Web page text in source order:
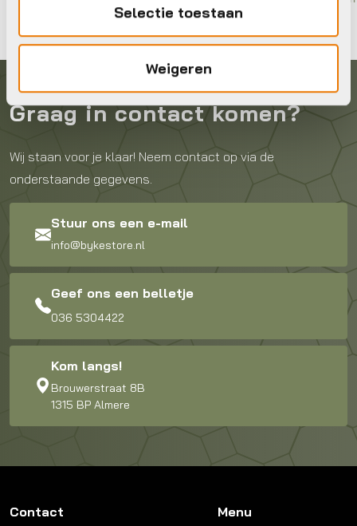
Selectie toestaan
Weigeren
Graag in contact komen?
Wij staan voor je klaar! Neem contact op via de
onderstaande gegevens.
Stuur ons een e-mail
info@bykestore.nl
Geef ons een belletje
036 5304422
Kom langs!
Brouwerstraat 8B
1315 BP Almere
Contact Menu